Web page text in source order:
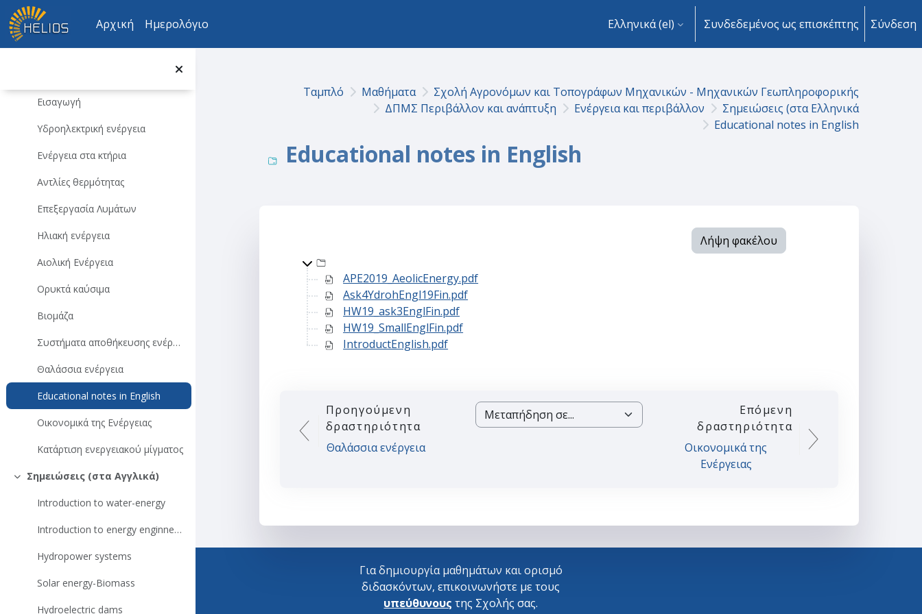
Μετάβαση στο κεντρικό περιεχόμενο
Αρχική
Ημερολόγιο Ελληνικά ‎(el)‎ Συνδεδεμένος ως επισκέπτης Σύνδεση
Διδάσκοντες
Διδασκόμενη ύλη
Εισαγωγή
Υδροηλεκτρική ενέργεια
Ενέργεια στα κτήρια
Αντλίες θερμότητας
Επεξεργασία Λυμάτων
Ηλιακή ενέργεια
Αιολική Ενέργεια
Ορυκτά καύσιμα
Βιομάζα
Συστήματα αποθήκευσης ενέργειας
Θαλάσσια ενέργεια
Educational notes in English
Οικονομικά της Ενέργειας
Κατάρτιση ενεργειακού μίγματος
Σύμπτυξη
Σημειώσεις (στα Αγγλικά)
Introduction to water-energy
Introduction to energy enginnering
Hydropower systems
Solar energy-Biomass
Hydroelectric dams
Ταμπλό Μαθήματα
Σχολή Αγρονόμων και Τοπογράφων Μηχανικών - Μηχανικών Γεωπληροφορικής
ΔΠΜΣ Περιβάλλον και ανάπτυξη
Ενέργεια και περιβάλλον
Σημειώσεις (στα Ελληνικά
Educational notes in English
Educational notes in English
Λήψη φακέλου
APE2019_AeolicEnergy.pdf
Ask4YdrohEngl19Fin.pdf
HW19_ask3EnglFin.pdf
HW19_SmallEnglFin.pdf
IntroductEnglish.pdf
Προηγούμενη
δραστηριότητα
Θαλάσσια ενέργεια
Μεταπήδηση σε...
Επόμενη
δραστηριότητα
Οικονομικά της
Ενέργειας
Για δημιουργία μαθημάτων και ορισμό
διδασκόντων, επικοινωνήστε με τους
υπεύθυνους της Σχολής σας.